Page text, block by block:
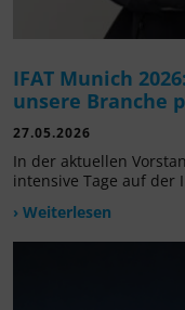
IFAT Munich
unsere Branche
27.05.2026
In der aktuellen
intensive Tage auf der
› Weiterlesen